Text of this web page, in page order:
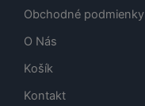
Obchodné podmienky
O Nás
Košík
Kontakt